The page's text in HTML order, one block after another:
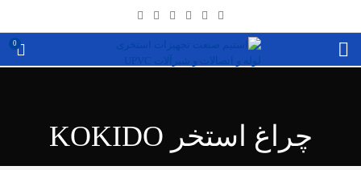
0
چراغ استخر KOKIDO